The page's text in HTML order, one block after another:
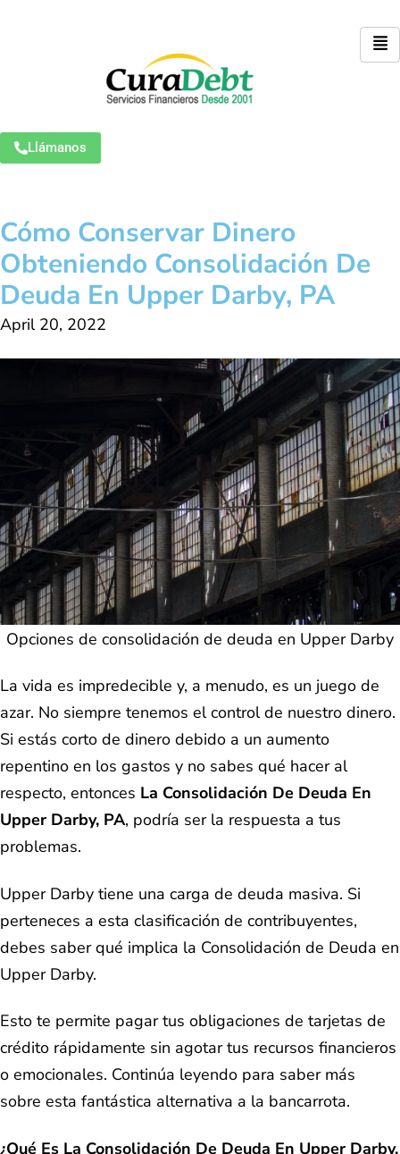
Llámanos
Cómo Conservar Dinero
Obteniendo Consolidación De
Deuda En Upper Darby, PA
April 20, 2022
Opciones de consolidación de deuda en Upper Darby
La vida es impredecible y, a menudo, es un juego de
azar. No siempre tenemos el control de nuestro dinero.
Si estás corto de dinero debido a un aumento
repentino en los gastos y no sabes qué hacer al
respecto, entonces La Consolidación De Deuda En
Upper Darby, PA, podría ser la respuesta a tus
problemas.
Upper Darby tiene una carga de deuda masiva. Si
perteneces a esta clasificación de contribuyentes,
debes saber qué implica la Consolidación de Deuda en
Upper Darby.
Esto te permite pagar tus obligaciones de tarjetas de
crédito rápidamente sin agotar tus recursos financieros
o emocionales. Continúa leyendo para saber más
sobre esta fantástica alternativa a la bancarrota.
¿Qué Es La Consolidación De Deuda En Upper Darby,